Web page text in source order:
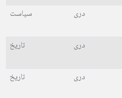
دری سیاست
دری تاریخ
دری تاریخ